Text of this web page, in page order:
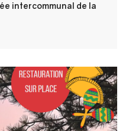
intercommunal de la
Latino-Cumbia au Chalet
vous attendons